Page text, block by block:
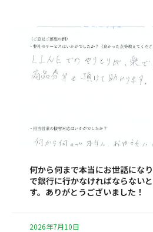
何から何まで本当にお世話にな
で銀行に行かなければならない
す。ありがとうございました！
2026年7月10日